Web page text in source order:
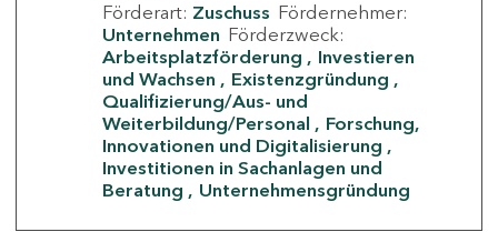
Förderart: Zuschuss Fördernehmer:
Unternehmen Förderzweck:
Arbeitsplatzförderung
Investieren
und Wachsen
Existenzgründung
Qualifizierung/Aus- und
Weiterbildung/Personal
Forschung,
Innovationen und Digitalisierung
Investitionen in Sachanlagen und
Beratung
Unternehmensgründung